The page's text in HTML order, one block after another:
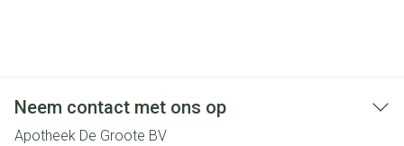
Neem contact met ons op
Apotheek De Groote BV